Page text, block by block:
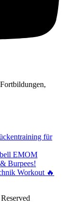
für
EMOM
Burpees!
Workout 🔥